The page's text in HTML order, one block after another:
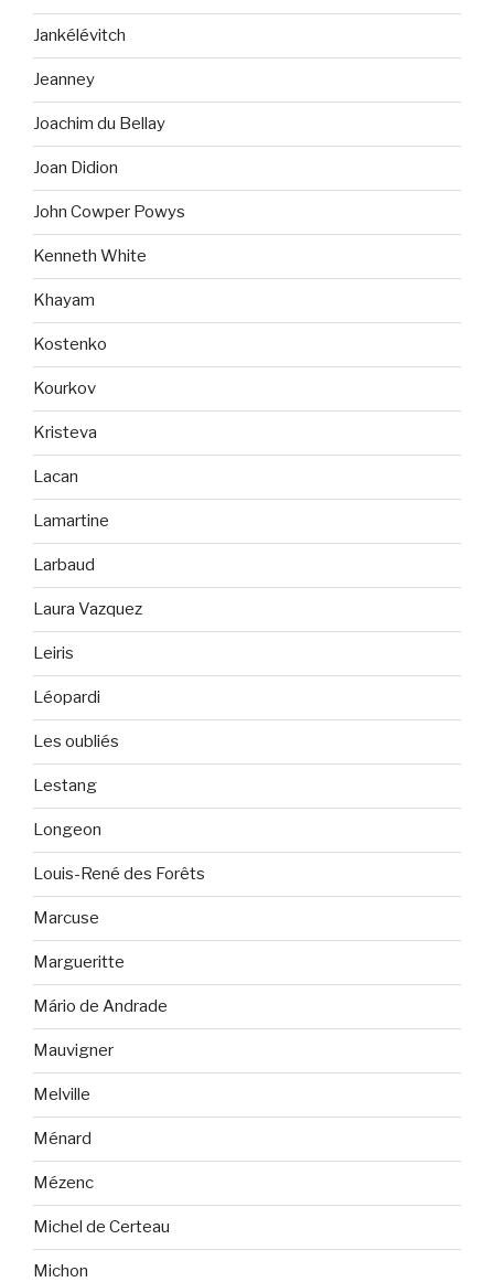
Jankélévitch
Jeanney
Joachim du Bellay
Joan Didion
John Cowper Powys
Kenneth White
Khayam
Kostenko
Kourkov
Kristeva
Lacan
Lamartine
Larbaud
Laura Vazquez
Leiris
Léopardi
Les oubliés
Lestang
Longeon
Louis-René des Forêts
Marcuse
Margueritte
Mário de Andrade
Mauvigner
Melville
Ménard
Mézenc
Michel de Certeau
Michon